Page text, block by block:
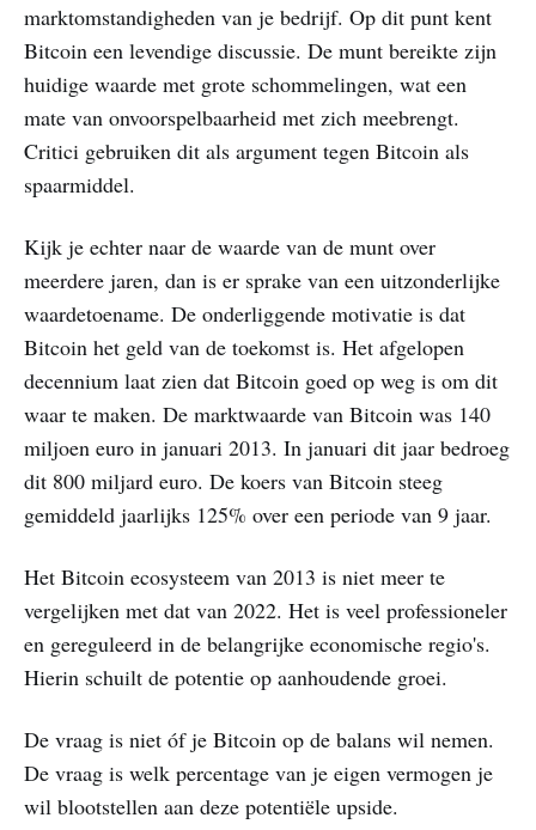
marktomstandigheden van je bedrijf. Op dit punt kent
Bitcoin een levendige discussie. De munt bereikte zijn
huidige waarde met grote schommelingen, wat een
mate van onvoorspelbaarheid met zich meebrengt.
Critici gebruiken dit als argument tegen Bitcoin als
spaarmiddel.
Kijk je echter naar de waarde van de munt over
meerdere jaren, dan is er sprake van een uitzonderlijke
waardetoename. De onderliggende motivatie is dat
Bitcoin het geld van de toekomst is. Het afgelopen
decennium laat zien dat Bitcoin goed op weg is om dit
waar te maken. De marktwaarde van Bitcoin was 140
miljoen euro in januari 2013. In januari dit jaar bedroeg
dit 800 miljard euro. De koers van Bitcoin steeg
gemiddeld jaarlijks 125% over een periode van 9 jaar.
Het Bitcoin ecosysteem van 2013 is niet meer te
vergelijken met dat van 2022. Het is veel professioneler
en gereguleerd in de belangrijke economische regio's.
Hierin schuilt de potentie op aanhoudende groei.
De vraag is niet óf je Bitcoin op de balans wil nemen.
De vraag is welk percentage van je eigen vermogen je
wil blootstellen aan deze potentiële upside.